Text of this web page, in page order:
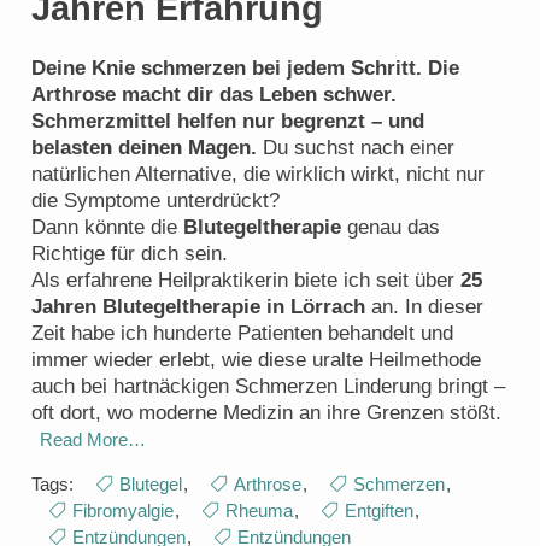
Jahren Erfahrung
Deine Knie schmerzen bei jedem Schritt. Die
Arthrose macht dir das Leben schwer.
Schmerzmittel helfen nur begrenzt – und
belasten deinen Magen. Du suchst nach einer
natürlichen Alternative, die wirklich wirkt, nicht nur
die Symptome unterdrückt?
Dann könnte die Blutegeltherapie genau das
Richtige für dich sein.
Als erfahrene Heilpraktikerin biete ich seit über 25
Jahren Blutegeltherapie in Lörrach an. In dieser
Zeit habe ich hunderte Patienten behandelt und
immer wieder erlebt, wie diese uralte Heilmethode
auch bei hartnäckigen Schmerzen Linderung bringt –
oft dort, wo moderne Medizin an ihre Grenzen stößt.
Read More…
Tags: Blutegel, Arthrose, Schmerzen,
Fibromyalgie, Rheuma, Entgiften,
Entzündungen, Entzündungen